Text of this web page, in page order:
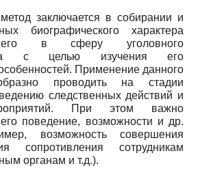
заключается в собирании и
биографического характера
в сферу уголовного
с целью изучения его
Применение данного
проводить на стадии
следственных действий и
При этом важно
его поведение, возможности и др.
возможность совершения
сопротивления сотрудникам
органам и т.д.).